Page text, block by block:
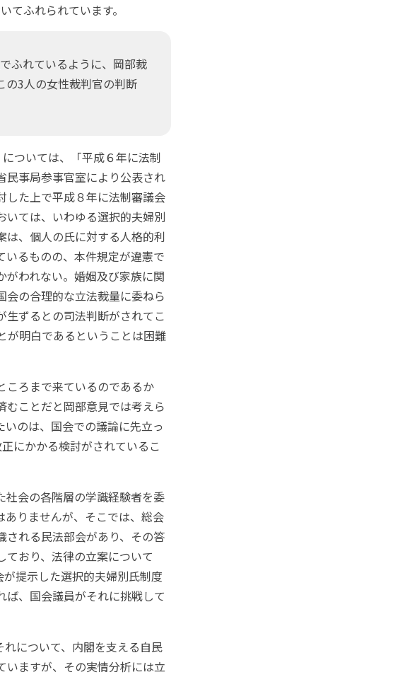
てふれられています。
でふれているように、岡部裁
の3人の女性裁判官の判断
ついては、「平成６年に法制
民事局参事官室により公表され
した上で平成８年に法制審議会
ては、いわゆる選択的夫婦別
は、個人の氏に対する人格的利
るものの、本件規定が違憲で
われない。婚姻及び家族に関
の合理的な立法裁量に委ねら
ずるとの司法判断がされてこ
が明白であるということは困難
ろまで来ているのであるか
ことだと岡部意見では考えら
のは、国会での議論に先立っ
にかかる検討がされているこ
会の各階層の学識経験者を委
りませんが、そこでは、総会
される民法部会があり、その答
おり、法律の立案について
提示した選択的夫婦別氏制度
、国会議員がそれに挑戦して
について、内閣を支える自民
いますが、その実情分析には立